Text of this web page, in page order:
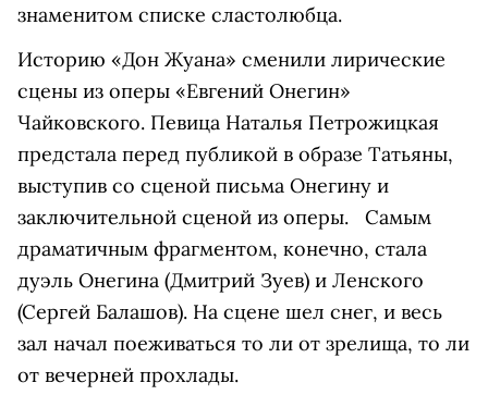
знаменитом списке сластолюбца.
Историю «Дон Жуана» сменили лирические
сцены из оперы «Евгений Онегин»
Чайковского. Певица Наталья Петрожицкая
предстала перед публикой в образе Татьяны,
выступив со сценой письма Онегину и
заключительной сценой из оперы. Самым
драматичным фрагментом, конечно, стала
дуэль Онегина (Дмитрий Зуев) и Ленского
(Сергей Балашов). На сцене шел снег, и весь
зал начал поеживаться то ли от зрелища, то ли
от вечерней прохлады.